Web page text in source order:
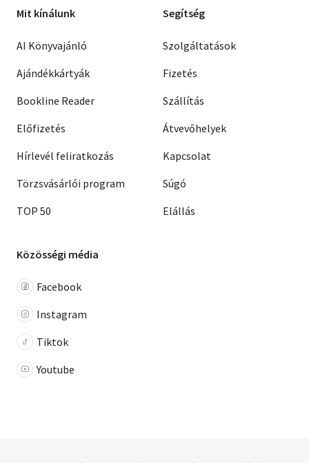
Mit kínálunk
AI Könyvajánló
Ajándékkártyák
Bookline Reader
Előfizetés
Hírlevél feliratkozás
Törzsvásárlói program
TOP 50
Segítség
Szolgáltatások
Fizetés
Szállítás
Átvevőhelyek
Kapcsolat
Súgó
Elállás
Közösségi média
Facebook
Instagram
Tiktok
Youtube